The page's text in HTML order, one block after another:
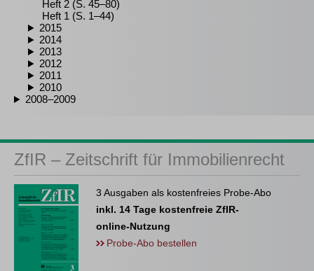
Heft 2 (S. 45–80)
Heft 1 (S. 1–44)
2015
2014
2013
2012
2011
2010
2008–2009
ZfIR – Zeitschrift für Immobilienrecht
3 Ausgaben als kostenfreies Probe-Abo
inkl. 14 Tage kostenfreie ZfIR-
online-Nutzung
Probe-Abo bestellen